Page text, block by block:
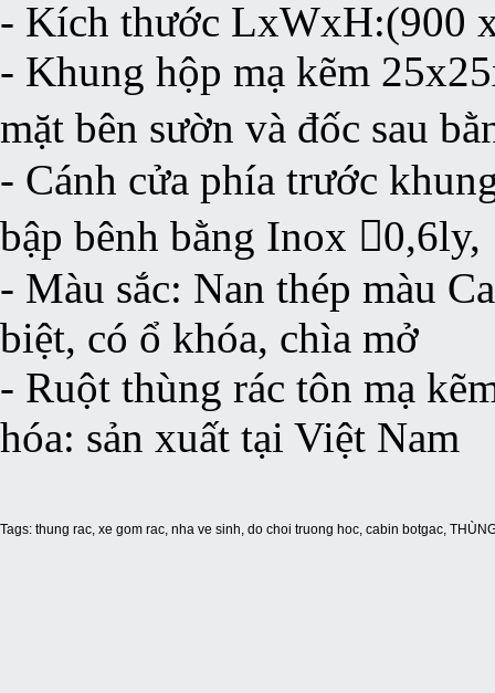
- Kích thước LxWxH:(900
- Khung hộp mạ kẽm
mặt bên sườn và đốc sau
- Cánh cửa phía trước
bập bênh bằng Inox 0,6ly,
- Màu sắc: Nan thép màu
biệt, có ổ khóa, chìa mở
- Ruột thùng rác tôn mạ
hóa: sản xuất tại Việt Nam
Tags: thung rac, xe gom rac, nha ve sinh, do choi truong hoc, cabin botgac,